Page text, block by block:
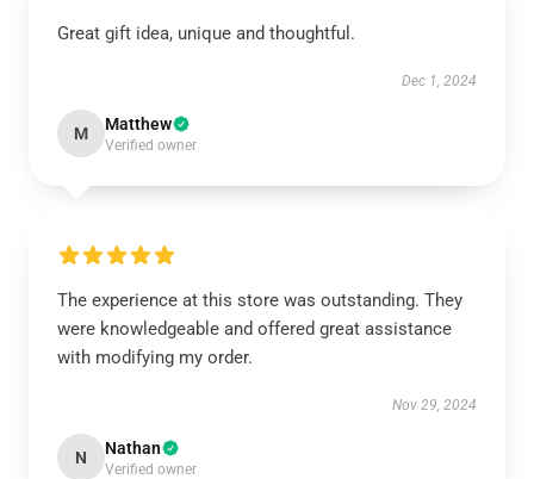
Great gift idea, unique and thoughtful.
Dec 1, 2024
M Matthew
Verified owner
The experience at this store was outstanding. They
were knowledgeable and offered great assistance
with modifying my order.
Nov 29, 2024
N Nathan
Verified owner